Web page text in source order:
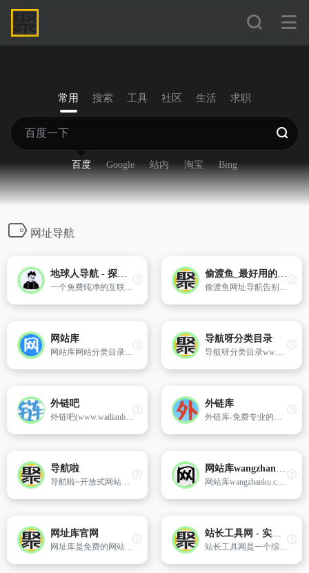
常用 搜索 工具 社区 生活 求职
百度 Google 站内 淘宝 Bing
网址导航
地球人导航 - 探索全网优质免费资源
一个免费纯净的互联网资源导航站。
偷渡鱼_最好用的网址导航_网址大全
偷渡鱼网址导航告别庸俗的广告与推荐，是页面最最干净、最好用的网址导航、网址大全。聚合了百度、谷歌、影视、磁力等多个搜索引擎，用户登录后支持自定义站点，每日推荐优秀网站。
网站库
网站库网站分类目录网站，收录国内、国外、各行各业优秀网站，旨在为用户提供更全面细化的网站分类检索、优秀网站参考，让广大网民轻松畅游互联网世界，助你打开新世界的互联网的大门。
导航呀分类目录
导航呀分类目录www.daohangya.cn
外链吧
外链吧(www.wailianba.cc)是一个可以免费发外链的网站，提供免费外链信息发布、免费软文发布。想要免费发外链，就上外链吧！
外链库
外链库-免费专业的网址、网站、URL外链库，我们收录各地区行业优秀网站,提供分类目录网址提交,中文网站收录服务。
导航啦
导航啦~开放式网站分类目录网站导航
网站库wangzhanku.cn
网站库wangzhanku.cn是为广大网民提供高质量网上娱乐冲浪导航网站，汇聚众多高质量娱乐、工作、学习等网站让广大网民轻松畅游互联网，同时面向广大互联网站长提供免费的网址收录、免费网站收录、免费外链平台。我们的宗旨:收录各行各业优秀网站向广大网民提供各行各业的优秀网站,让广大网民轻松畅游互联网,为用户提供便捷的互联网导航体验，为广大互联网站长提供免费的网址网站收录服务。
网址库官网
网址库是免费的网站分类目录收录网站，致力于建立全面的网址库平台：免费收录网站、网址；收录国内外各行业优秀的网站网址,让你轻松畅游互联网，找到您想要的网站、信息资源；加入网址库让我们共同成长。
站长工具网 - 实用的在线工具、网址大全及软件下载站
站长工具网是一个综合性的在线工具平台，提供免费的在线工具、软件下载、编程技术、网站源码素材及网址大全等资源分享，致力为中国站长提供便捷实用的在线工具箱！